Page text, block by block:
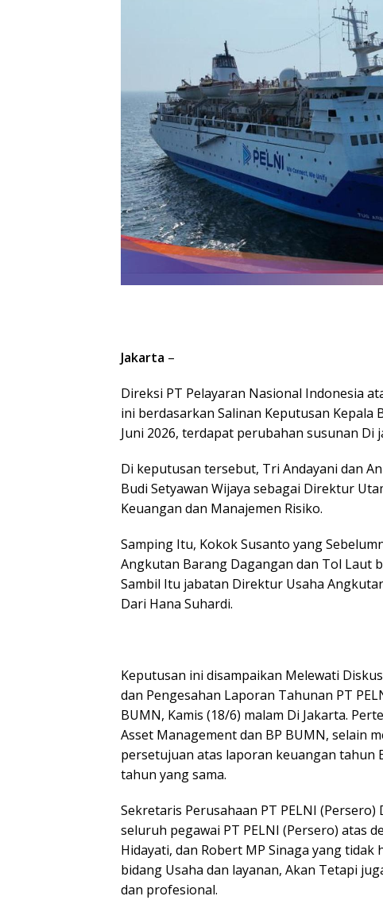
Jakarta –
Direksi PT Pelayaran Nasional Indonesia
ini berdasarkan Salinan Keputusan Kepala
Juni 2026, terdapat perubahan susunan Di
Di keputusan tersebut, Tri Andayani dan
Budi Setyawan Wijaya sebagai Direktur
Keuangan dan Manajemen Risiko.
Samping Itu, Kokok Susanto yang
Angkutan Barang Dagangan dan Tol Laut
Sambil Itu jabatan Direktur Usaha
Dari Hana Suhardi.
Keputusan ini disampaikan Melewati
dan Pengesahan Laporan Tahunan PT
BUMN, Kamis (18/6) malam Di Jakarta.
Asset Management dan BP BUMN, selain
persetujuan atas laporan keuangan tahun
tahun yang sama.
Sekretaris Perusahaan PT PELNI
seluruh pegawai PT PELNI (Persero) atas
Hidayati, dan Robert MP Sinaga yang
bidang Usaha dan layanan, Akan Tetapi
dan profesional.